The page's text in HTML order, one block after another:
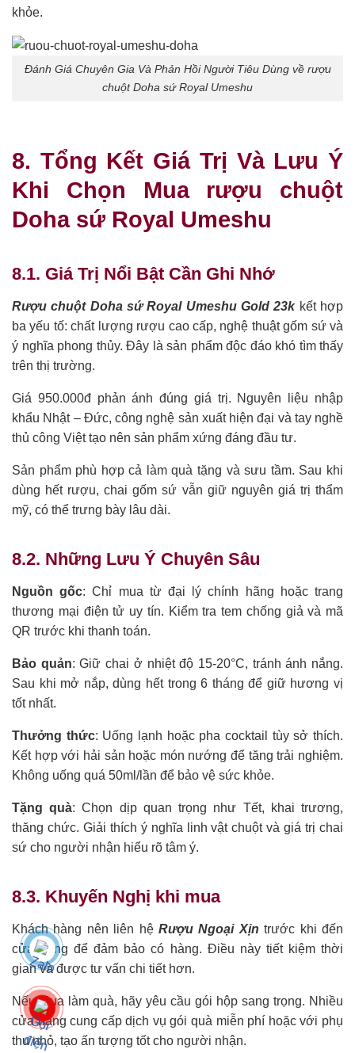
khỏe.
Đánh Giá Chuyên Gia Và Phản Hồi Người Tiêu Dùng về rượu
chuột Doha sứ Royal Umeshu
8. Tổng Kết Giá Trị Và Lưu Ý
Khi Chọn Mua rượu chuột
Doha sứ Royal Umeshu
8.1. Giá Trị Nổi Bật Cần Ghi Nhớ
Rượu chuột Doha sứ Royal Umeshu Gold 23kkết hợp
ba yếu tố: chất lượng rượu cao cấp, nghệ thuật gốm sứ và
ý nghĩa phong thủy. Đây là sản phẩm độc đáo khó tìm thấy
trên thị trường.
Giá 950.000đ phản ánh đúng giá trị. Nguyên liệu nhập
khẩu Nhật – Đức, công nghệ sản xuất hiện đại và tay nghề
thủ công Việt tạo nên sản phẩm xứng đáng đầu tư.
Sản phẩm phù hợp cả làm quà tặng và sưu tầm. Sau khi
dùng hết rượu, chai gốm sứ vẫn giữ nguyên giá trị thẩm
mỹ, có thể trưng bày lâu dài.
8.2. Những Lưu Ý Chuyên Sâu
Nguồn gốc: Chỉ mua từ đại lý chính hãng hoặc trang
thương mại điện tử uy tín. Kiểm tra tem chống giả và mã
QR trước khi thanh toán.
Bảo quản: Giữ chai ở nhiệt độ 15-20°C, tránh ánh nắng.
Sau khi mở nắp, dùng hết trong 6 tháng để giữ hương vị
tốt nhất.
Thưởng thức: Uống lạnh hoặc pha cocktail tùy sở thích.
Kết hợp với hải sản hoặc món nướng để tăng trải nghiệm.
Không uống quá 50ml/lần để bảo vệ sức khỏe.
Tặng quà: Chọn dịp quan trọng như Tết, khai trương,
thăng chức. Giải thích ý nghĩa linh vật chuột và giá trị chai
sứ cho người nhận hiểu rõ tâm ý.
8.3. Khuyến Nghị khi mua
Khách hàng nên liên hệ Rượu Ngoại Xịn trước khi đến
cửa hàng để đảm bảo có hàng. Điều này tiết kiệm thời
gian và được tư vấn chi tiết hơn.
Nếu mua làm quà, hãy yêu cầu gói hộp sang trọng. Nhiều
cửa hàng cung cấp dịch vụ gói quà miễn phí hoặc với phụ
thu nhỏ, tạo ấn tượng tốt cho người nhận.